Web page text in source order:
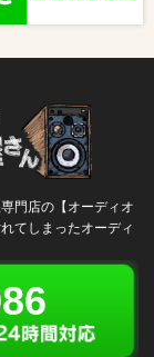
門店の【オーディオ
てしまったオーディ